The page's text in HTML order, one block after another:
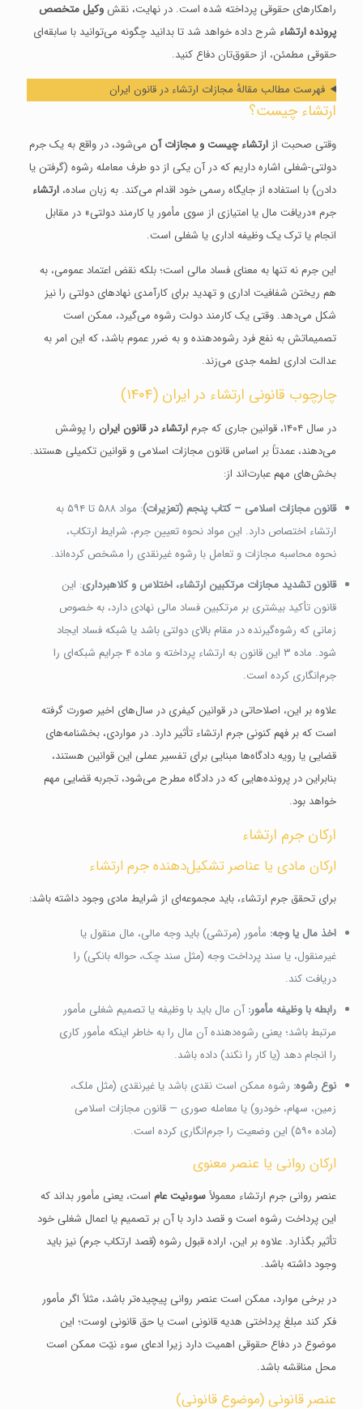
راهکارهای حقوقی پرداخته شده است. در نهایت، نقش وکیل متخصص
پرونده ارتشاء شرح داده خواهد شد تا بدانید چگونه می‌توانید با سابقه‌ای
حقوقی مطمئن، از حقوق‌تان دفاع کنید.
فهرست مطالب مقالهٔ مجازات ارتشاء در قانون ایران
ارتشاء چیست؟
وقتی صحبت از ارتشاء چیست و مجازات آن می‌شود، در واقع به یک جرم
دولتی-شغلی اشاره داریم که در آن یکی از دو طرف معامله رشوه (گرفتن یا
دادن) با استفاده از جایگاه رسمی خود اقدام می‌کند. به زبان ساده، ارتشاء
جرم «دریافت مال یا امتیازی از سوی مأمور یا کارمند دولتی» در مقابل
انجام یا ترک یک وظیفه اداری یا شغلی است.
این جرم نه تنها به معنای فساد مالی است؛ بلکه نقض اعتماد عمومی، به
هم ریختن شفافیت اداری و تهدید برای کارآمدی نهادهای دولتی را نیز
شکل می‌دهد. وقتی یک کارمند دولت رشوه می‌گیرد، ممکن است
تصمیماتش به نفع فرد رشوه‌دهنده و به ضرر عموم باشد، که این امر به
عدالت اداری لطمه جدی می‌زند.
چارچوب قانونی ارتشاء در ایران (۱۴۰۴)
در سال ۱۴۰۴، قوانین جاری که جرم ارتشاء در قانون ایران را پوشش
می‌دهند، عمدتاً بر اساس قانون مجازات اسلامی و قوانین تکمیلی هستند.
بخش‌های مهم عبارت‌اند از:
قانون مجازات اسلامی – کتاب پنجم (تعزیرات)
: مواد ۵۸۸ تا ۵۹۴ به
ارتشاء اختصاص دارد. این مواد نحوه تعیین جرم، شرایط ارتکاب،
نحوه محاسبه مجازات و تعامل با رشوه غیرنقدی را مشخص کرده‌اند.
قانون تشدید مجازات مرتکبین ارتشاء، اختلاس و کلاهبرداری: این
قانون تأکید بیشتری بر مرتکبین فساد مالی نهادی دارد، به خصوص
زمانی که رشوه‌گیرنده در مقام بالای دولتی باشد یا شبکه فساد ایجاد
شود. ماده ۳ این قانون به ارتشاء پرداخته و ماده ۴ جرایم شبکه‌ای را
جرم‌انگاری کرده است.
علاوه بر این، اصلاحاتی در قوانین کیفری در سال‌های اخیر صورت گرفته
است که بر فهم کنونی جرم ارتشاء تأثیر دارد. در مواردی، بخشنامه‌های
قضایی یا رویه دادگاه‌ها مبنایی برای تفسیر عملی این قوانین هستند،
بنابراین در پرونده‌هایی که در دادگاه مطرح می‌شود، تجربه قضایی مهم
خواهد بود.
ارکان جرم ارتشاء
ارکان مادی یا عناصر تشکیل‌دهنده جرم ارتشاء
برای تحقق جرم ارتشاء، باید مجموعه‌ای از شرایط مادی وجود داشته باشد:
اخذ مال یا وجه: مأمور (مرتشی) باید وجه مالی، مال منقول یا
غیرمنقول، یا سند پرداخت وجه (مثل سند چک، حواله بانکی) را
دریافت کند.
رابطه با وظیفه مأمور: آن مال باید با وظیفه یا تصمیم شغلی مأمور
مرتبط باشد؛ یعنی رشوه‌دهنده آن مال را به خاطر اینکه مأمور کاری
را انجام دهد (یا کار را نکند) داده باشد.
نوع رشوه: رشوه ممکن است نقدی باشد یا غیرنقدی (مثل ملک،
زمین، سهام، خودرو) یا معامله صوری — قانون مجازات اسلامی
(ماده ۵۹۰) این وضعیت را جرم‌انگاری کرده است.
ارکان روانی یا عنصر معنوی
عنصر روانی جرم ارتشاء معمولاًسوء‌نیت عام است، یعنی مأمور بداند که
این پرداخت رشوه است و قصد دارد با آن بر تصمیم یا اعمال شغلی خود
تأثیر بگذارد. علاوه بر این، اراده قبول رشوه (قصد ارتکاب جرم) نیز باید
وجود داشته باشد.
در برخی موارد، ممکن است عنصر روانی پیچیده‌تر باشد، مثلاً اگر مأمور
فکر کند مبلغ پرداختی هدیه قانونی است یا حق قانونی اوست؛ این
موضوع در دفاع حقوقی اهمیت دارد زیرا ادعای سوء نیّت ممکن است
محل مناقشه باشد.
عنصر قانونی (موضوع قانونی)